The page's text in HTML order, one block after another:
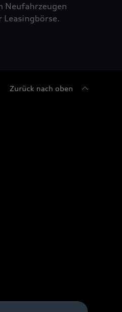
Neufahrzeugen
Leasingbörse.
Zurück nach oben